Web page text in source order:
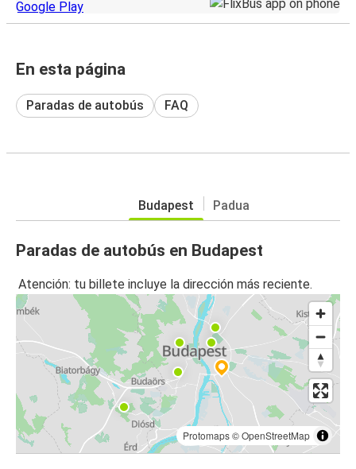
En esta página
Paradas de autobús FAQ
Budapest Padua
Paradas de autobús en Budapest
Atención: tu billete incluye la dirección más reciente.
Protomaps©OpenStreetMap